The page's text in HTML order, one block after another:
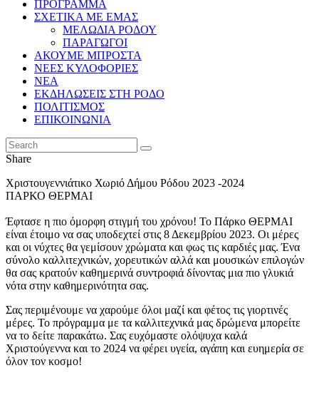
ΠΡΟΓΡΑΜΜΑ
ΣΧΕΤΙΚΑ ΜΕ ΕΜΑΣ
ΜΕΛΩΔΙΑ ΡΟΔΟΥ
ΠΑΡΑΓΩΓΟΙ
ΑΚΟΥΜΕ ΜΠΡΟΣΤΑ
ΝΕΕΣ ΚΥΛΟΦΟΡΙΕΣ
ΝΕΑ
ΕΚΔΗΛΩΣΕΙΣ ΣΤΗ ΡΟΔΟ
ΠΟΛΙΤΙΣΜΟΣ
ΕΠΙΚΟΙΝΩΝΙΑ
Share
Χριστουγεννιάτικο Χωριό Δήμου Ρόδου 2023 -2024
ΠΑΡΚΟ ΘΕΡΜΑΙ
Έφτασε η πιο όμορφη στιγμή του χρόνου! Το Πάρκο ΘΕΡΜΑΙ
είναι έτοιμο να σας υποδεχτεί στις 8 Δεκεμβρίου 2023. Οι μέρες
και οι νύχτες θα γεμίσουν χρώματα και φως τις καρδιές μας. Ένα
σύνολο καλλιτεχνικών, χορευτικών αλλά και μουσικών επιλογών
θα σας κρατούν καθημερινά συντροφιά δίνοντας μια πιο γλυκιά
νότα στην καθημερινότητα σας.
Σας περιμένουμε να χαρούμε όλοι μαζί και φέτος τις γιορτινές
μέρες. Το πρόγραμμα με τα καλλιτεχνικά μας δρώμενα μπορείτε
να το δείτε παρακάτω. Σας ευχόμαστε ολόψυχα καλά
Χριστούγεννα και το 2024 να φέρει υγεία, αγάπη και ευημερία σε
όλον τον κοσμο!